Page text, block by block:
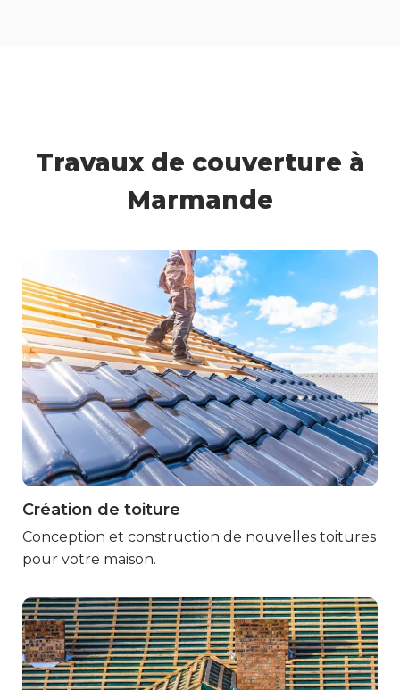
Travaux de couverture à
Marmande
Création de toiture
Conception et construction de nouvelles toitures
pour votre maison.